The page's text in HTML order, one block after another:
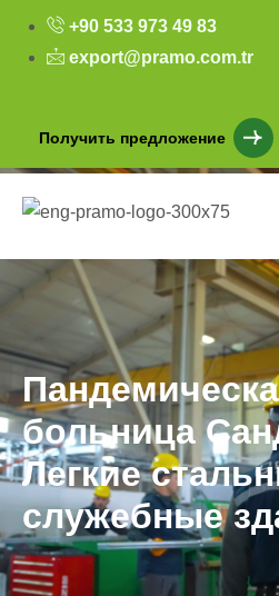
+90 533 973 49 83
export@pramo.com.tr
Получить предложение
больница
Легкие
служебные